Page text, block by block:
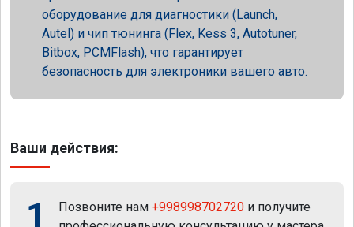
оборудование для диагностики (Launch,
Autel) и чип тюнинга (Flex, Kess 3, Autotuner,
Bitbox, PCMFlash), что гарантирует
безопасность для электроники вашего авто.
Ваши действия:
1 Позвоните нам +998998702720 и получите